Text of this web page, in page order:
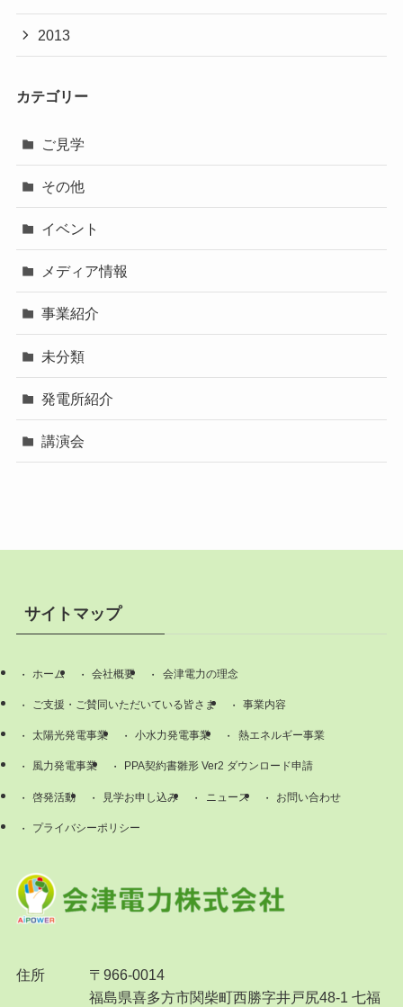
2013
カテゴリー
ご見学
その他
イベント
メディア情報
事業紹介
未分類
発電所紹介
講演会
住所
〒966-0014
福島県喜多方市関柴町西勝字井戸尻48-1 七福
サイトマップ
ホーム 会社概要 会津電力の理念
ご支援・ご賛同いただいている皆さま 事業内容
太陽光発電事業 小水力発電事業 熱エネルギー事業
風力発電事業 PPA契約書雛形 Ver2 ダウンロード申請
啓発活動 見学お申し込み ニュース お問い合わせ
プライバシーポリシー